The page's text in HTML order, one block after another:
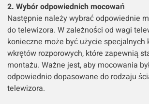
2. Wybór odpowiednich mocowań
Następnie należy wybrać odpowiednie
do telewizora. W zależności od wagi
konieczne może być użycie specjalnych
wkrętów rozporowych, które zapewnią
montażu. Ważne jest, aby mocowania
odpowiednio dopasowane do rodzaju
telewizora.